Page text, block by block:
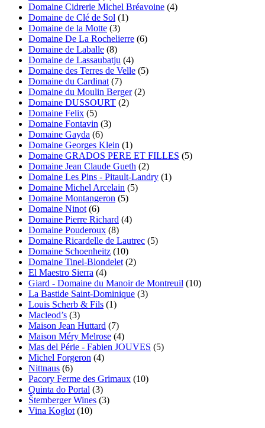
Domaine Cidrerie Michel Bréavoine (4)
Domaine de Clé de Sol (1)
Domaine de la Motte (3)
Domaine De La Rochelierre (6)
Domaine de Laballe (8)
Domaine de Lassaubatju (4)
Domaine des Terres de Velle (5)
Domaine du Cardinat (7)
Domaine du Moulin Berger (2)
Domaine DUSSOURT (2)
Domaine Felix (5)
Domaine Fontavin (3)
Domaine Gayda (6)
Domaine Georges Klein (1)
Domaine GRADOS PERE ET FILLES (5)
Domaine Jean Claude Gueth (2)
Domaine Les Pins - Pitault-Landry (1)
Domaine Michel Arcelain (5)
Domaine Montangeron (5)
Domaine Ninot (6)
Domaine Pierre Richard (4)
Domaine Pouderoux (8)
Domaine Ricardelle de Lautrec (5)
Domaine Schoenheitz (10)
Domaine Tinel-Blondelet (2)
El Maestro Sierra (4)
Giard - Domaine du Manoir de Montreuil (10)
La Bastide Saint-Dominique (3)
Louis Scherb & Fils (1)
Macleod’s (3)
Maison Jean Huttard (7)
Maison Méry Melrose (4)
Mas del Périe - Fabien JOUVES (5)
Michel Forgeron (4)
Nittnaus (6)
Pacory Ferme des Grimaux (10)
Quinta do Portal (3)
Štemberger Wines (3)
Vina Koglot (10)